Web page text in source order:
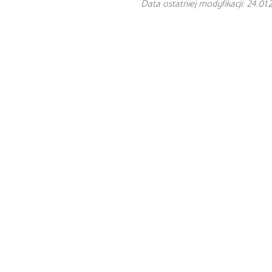
Data ostatniej modyfikacji: